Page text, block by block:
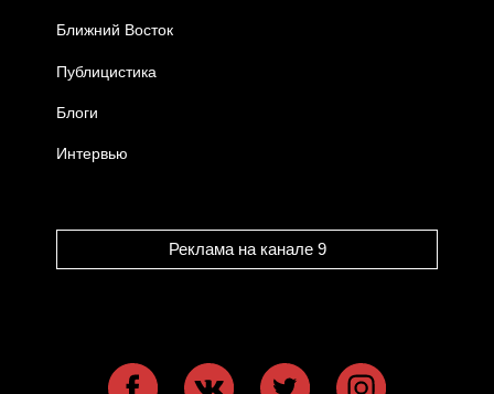
Ближний Восток
Публицистика
Блоги
Интервью
Реклама на канале 9